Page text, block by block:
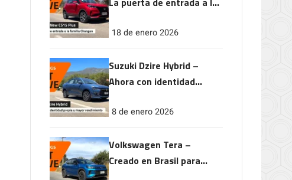
18 de enero 2026
Suzuki Dzire Hybrid –
Ahora con identidad
rendimiento
8 de enero 2026
Volkswagen Tera –
Creado en Brasil para